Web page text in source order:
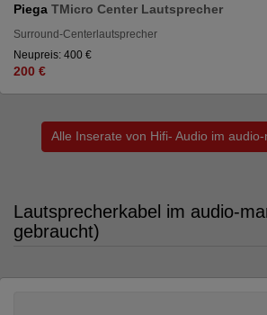
Piega TMicro Center Lautsprecher
Surround-Centerlautsprecher
Neupreis: 400 €
200 €
Alle Inserate von Hifi- Audio im
Lautsprecherkabel im audio-
gebraucht)